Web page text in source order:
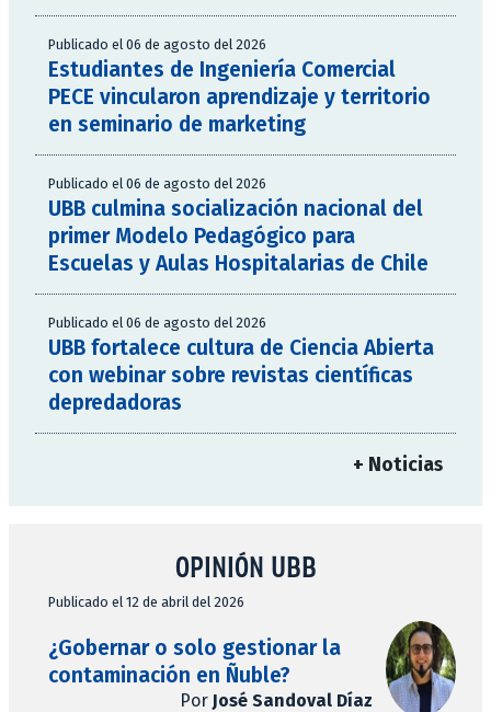
Publicado el 06 de agosto del 2026
Estudiantes de Ingeniería Comercial
PECE vincularon aprendizaje y territorio
en seminario de marketing
Publicado el 06 de agosto del 2026
UBB culmina socialización nacional del
primer Modelo Pedagógico para
Escuelas y Aulas Hospitalarias de Chile
Publicado el 06 de agosto del 2026
UBB fortalece cultura de Ciencia Abierta
con webinar sobre revistas científicas
depredadoras
+ Noticias
OPINIÓN UBB
Publicado el 12 de abril del 2026
¿Gobernar o solo gestionar la
contaminación en Ñuble?
Por José Sandoval Díaz